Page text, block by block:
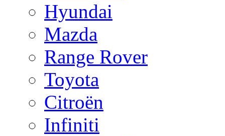
Hyundai
Mazda
Range Rover
Toyota
Citroën
Infiniti